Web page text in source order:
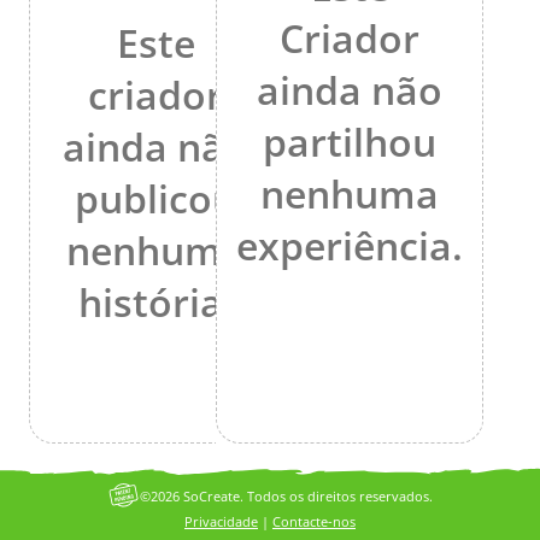
Este
criador
ainda não
publicou
nenhuma
história.
Criador
ainda não
partilhou
nenhuma
experiência.
Privacidade | Contacte-nos
©2026 SoCreate. Todos os direitos reservados.